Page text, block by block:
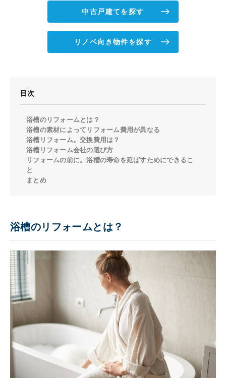
中古戸建てを探す
リノベ向き物件を探す
目次
浴槽のリフォームとは？
浴槽の素材によってリフォーム費用が異なる
浴槽リフォーム。交換費用は？
浴槽リフォーム会社の選び方
リフォームの前に。浴槽の寿命を延ばすためにできるこ
と
まとめ
浴槽のリフォームとは？